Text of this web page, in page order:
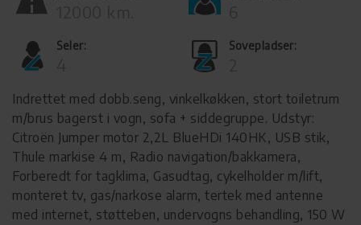
Seler: Sovepladser:
Indrettet med dobb.seng, vinkelkøkken, stort toiletrum
m/brus bagerst i vogn, sofa + siddegruppe. Udstyr:
Citroën Jumper motor 2,2L BlueHDi 140HK, USB stik,
Thule markise 4 m, Radio navigation/bakkamera,
Forberedt for tagklima, Gasudtag, cykelholder m/lift,
monteret tv, gas/narkose alarm, tertek med antenne
med internet, støtteben, undervogns behandling, 150 W